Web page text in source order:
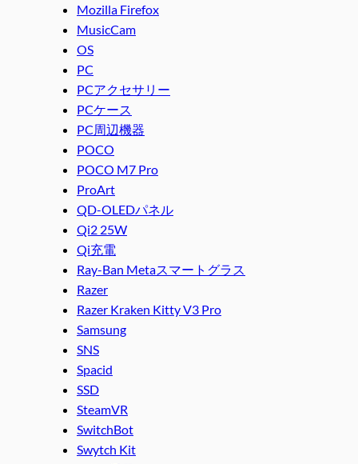
Mozilla Firefox
MusicCam
OS
PC
PCアクセサリー
PCケース
PC周辺機器
POCO
POCO M7 Pro
ProArt
QD-OLEDパネル
Qi2 25W
Qi充電
Ray-Ban Metaスマートグラス
Razer
Razer Kraken Kitty V3 Pro
Samsung
SNS
Spacid
SSD
SteamVR
SwitchBot
Swytch Kit